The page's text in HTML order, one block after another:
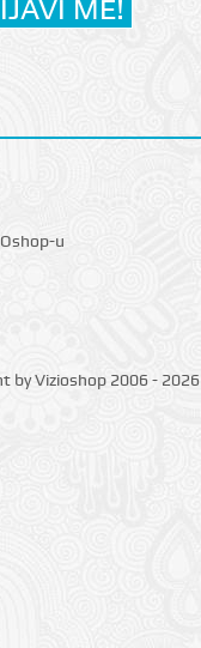
u
by Vizioshop 2006 - 2026